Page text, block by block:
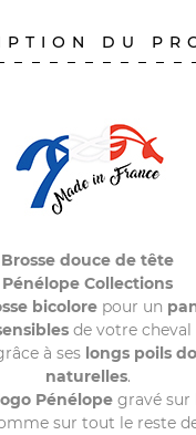
DU
Brosse douce de tête
Pénélope Collections
bicolorepour un
de votre cheval
à ses longs poils
naturelles.
Pénélope gravé sur
sur tout le reste